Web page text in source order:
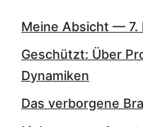
Meine Absicht — 7.
Geschützt: Über
Dynamiken
Das verborgene